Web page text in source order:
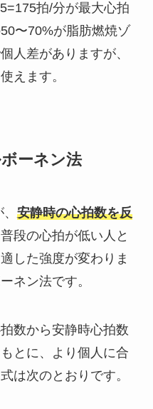
拍/分が最大心拍
〜70%が脂肪燃焼ゾ
人差がありますが、
えます。
ーネン法
安静時の心拍数を反
段の心拍が低い人と
した強度が変わりま
ネン法です。
数から安静時心拍数
とに、より個人に合
は次のとおりです。